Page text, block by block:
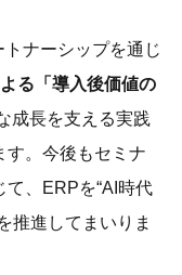
ナーシップを通じ
る「導入後価値の
成長を支える実践
す。今後もセミナ
、ERPを“AI時代
推進してまいりま